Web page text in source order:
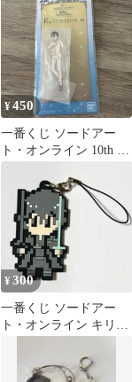
ト アルゴ
¥450
一番くじ ソードアー
ト・オンライン 10th E
賞 アクリルスタンド
¥300
一番くじ ソードアー
ト・オンライン キリト